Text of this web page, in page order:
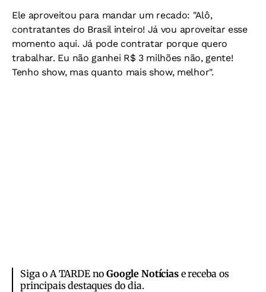
Ele aproveitou para mandar um recado: "Alô,
contratantes do Brasil inteiro! Já vou aproveitar esse
momento aqui. Já pode contratar porque quero
trabalhar. Eu não ganhei R$ 3 milhões não, gente!
Tenho show, mas quanto mais show, melhor".
Siga o A TARDE noGoogle Notíciase receba os
principais destaques do dia.